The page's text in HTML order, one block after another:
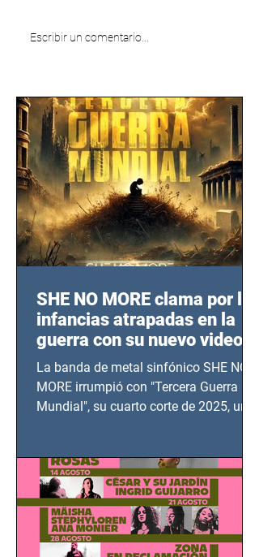
Escribir un comentario...
SHE NO MORE clama por las
infancias atrapadas en la
guerra con su nuevo video
TERCERA GUERRA
MUNDIAL
La banda de metal sinfónico SHE NO
MORE irrumpió con "Tercera Guerra
Mundial", su cuarto corte de 2025, un
bélicos.